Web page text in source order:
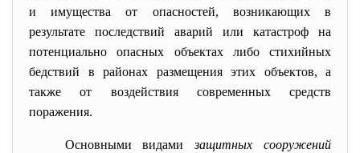
и имущества от опасностей, возникающих в
результате последствий аварий или катастроф на
потенциально опасных объектах либо стихийных
бедствий в районах размещения этих объектов, а
также от воздействия современных средств
поражения.
Основными видамизащитных сооружений